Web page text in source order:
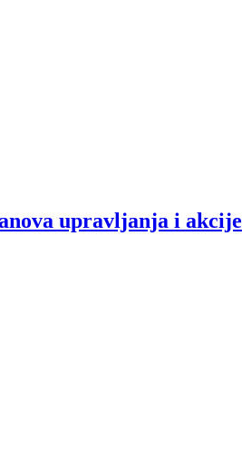
upravljanja i akcije